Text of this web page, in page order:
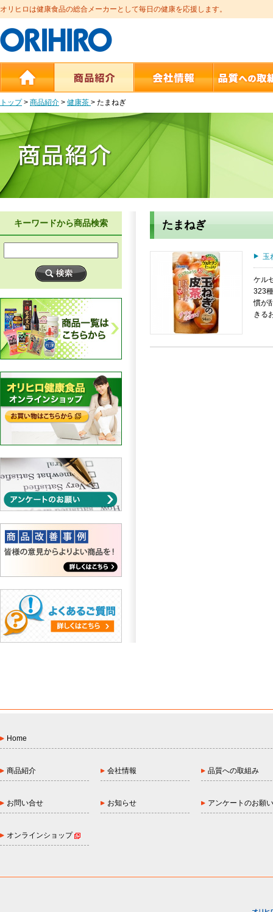
オリヒロは健康食品の総合メーカーとして毎日の健康を応援します。
トップ> 商品紹介 > 健康茶 > たまねぎ
キーワードから商品検索 たまねぎ
玉
ケル
323
慣が
きる
Home
商品紹介 会社情報 品質への取組み
お問い合せ お知らせ アンケートのお願い
オンラインショップ